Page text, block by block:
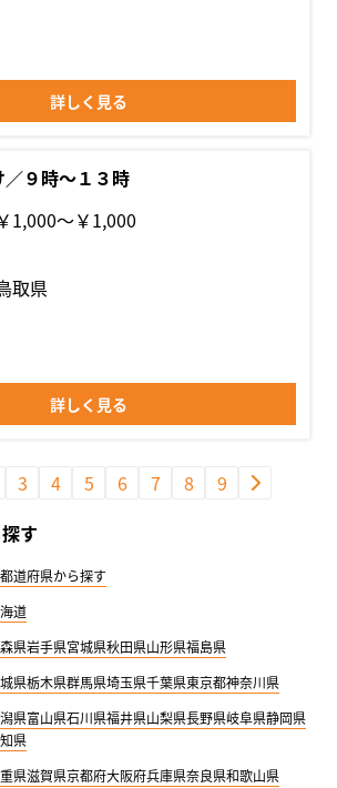
詳しく見る
９時～１３時
1,000〜￥1,000
取県
詳しく見る
3 4 5 6 7 8
9
す
道府県から探す
道
県岩手県宮城県秋田県山形県福島県
県栃木県群馬県埼玉県千葉県東京都神奈川県
県富山県石川県福井県山梨県長野県岐阜県静岡県
県
県滋賀県京都府大阪府兵庫県奈良県和歌山県